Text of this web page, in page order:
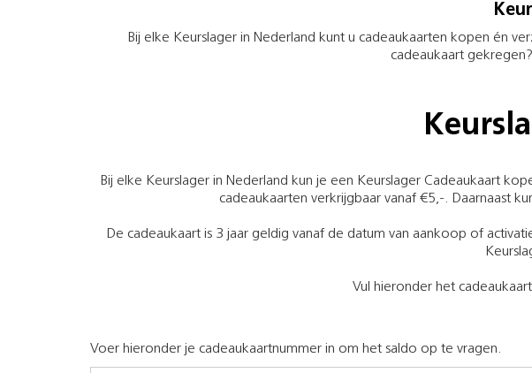
Bij elke Keurslager in Nederland kunt u cadeaukaarten kopen én
cadeaukaart
Bij elke Keurslager in Nederland kun je een Keurslager Cadeaukaart
cadeaukaarten verkrijgbaar vanaf €5,-. Daarnaast
De cadeaukaart is 3 jaar geldig vanaf de datum van aankoop of
Vul hieronder het
Voer hieronder je cadeaukaartnummer in om het saldo op te vragen.